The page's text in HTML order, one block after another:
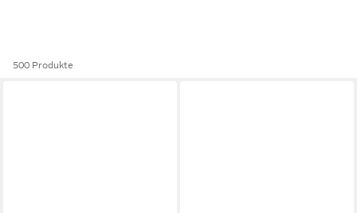
500 Produkte